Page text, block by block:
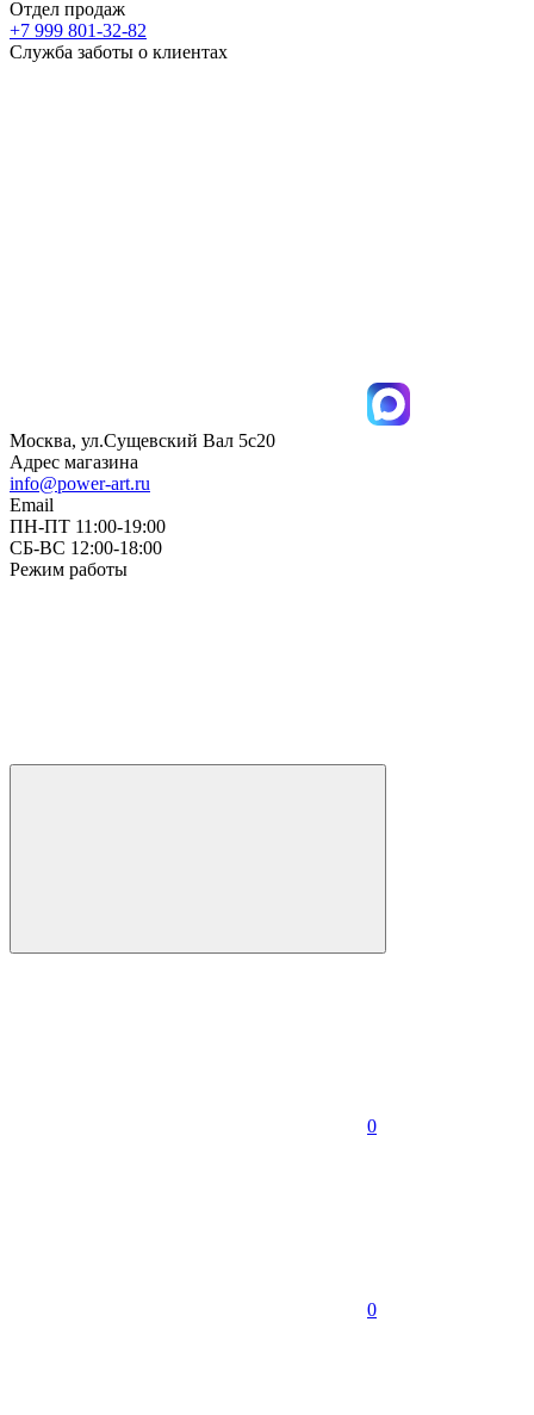
Отдел продаж
+7 999 801-32-82
Служба заботы о клиентах
Москва, ул.Сущевский Вал 5с20
Адрес магазина
info@power-art.ru
Email
ПН-ПТ 11:00-19:00
СБ-ВС 12:00-18:00
Режим работы
0
0